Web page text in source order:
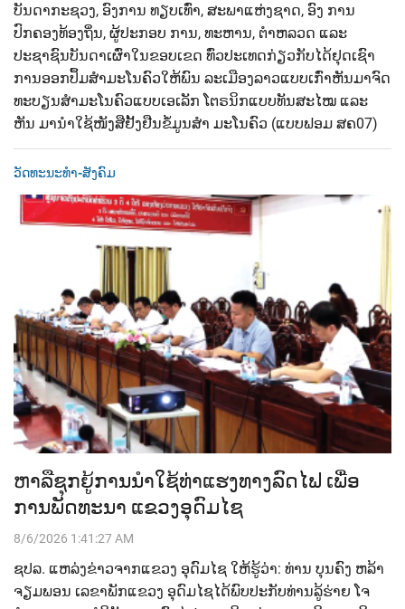
ບັນດາກະຊວງ, ອົງການ ທຽບເທົ່າ, ສະພາແຫ່ງຊາດ, ອົງ ການ
ປົກຄອງທ້ອງຖິ່ນ, ຜູ້ປະກອບ ການ, ທະຫານ, ຕຳຫລວດ ແລະ
ປະຊາຊົນບັນດາເຜົ່າໃນຂອບເຂດ ທົ່ວປະເທດກ່ຽວກັບໄດ້ຢຸດເຊົາ
ການອອກປຶ້ມສຳມະໂນຄົວໃຫ້ພົນ ລະເມືອງລາວແບບເກົ່າຫັນມາຈົດ
ທະບຽນສໍາມະໂນຄົວແບບເອເລັກ ໂຕຣນິກແບບທັນສະໄໝ ແລະ
ຫັນ ມານຳໃຊ້ໜັງສືຢັ້ງຢືນຂໍ້ມູນສໍາ ມະໂນຄົວ (ແບບຟອມ ສຄ07)
ວັດທະນະທຳ-ສັງຄົມ
ຫາລືຊຸກຍູ້ການນຳໃຊ້ທ່າແຮງທາງລົດໄຟ ເພື່ອ
ການພັດທະນາ ແຂວງອຸດົມໄຊ
8/6/2026 1:41:27 AM
ຊປລ.​ ແຫລ່ງຂ່າວຈາກແຂວງ ອຸດົມໄຊ​ ໃຫ້ຮູ້ວ່າ:​ ທ່ານ​ ບຸນຄົງ​ ຫລ້າ
ຈຽມພອນ​ ເລຂາພັກແຂວງ ອຸດົມໄຊ​ໄດ້ພົບປະກັບ​ທ່ານ​ລູ້ຮ່າຍ ໂຈ​